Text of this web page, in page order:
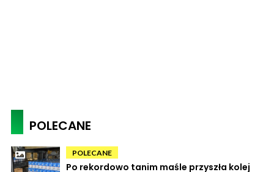
POLECANE
POLECANE
Po rekordowo tanim maśle przyszła kolej